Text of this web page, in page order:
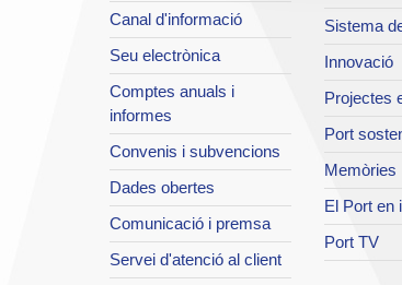
Canal d'informació
Seu electrònica
Comptes anuals i
informes
Convenis i subvencions
Dades obertes
Comunicació i premsa
Servei d'atenció al client
Sistema
Innovació
Projectes
Port
Memòries
El Port en
Port TV